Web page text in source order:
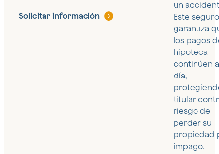
Solicitar información
un
Este seguro
garantiza
los pagos
hipoteca
continúen
día,
titular
riesgo de
perder su
propiedad
impago.